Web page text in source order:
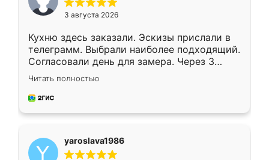
3 августа 2026
Кухню здесь заказали. Эскизы прислали в
телеграмм. Выбрали наиболее подходящий.
Согласовали день для замера. Через 3
недели кухня была уже готова. Остались
довольны работой. Спасибо Ренессанс
мебель за качественную работу!
Читать полностью
yaroslava1986